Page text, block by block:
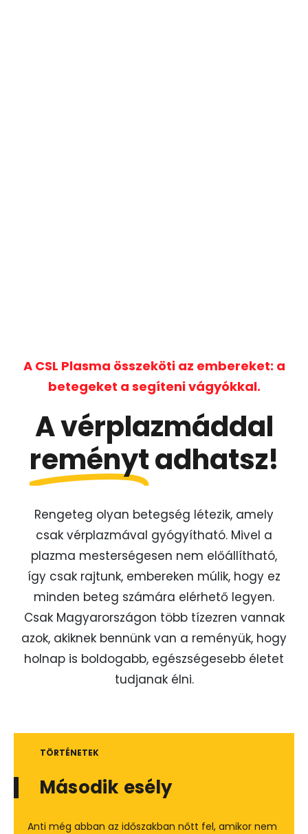
A CSL Plasma összeköti az embereket: a
betegeket a segíteni vágyókkal.
A vérplazmáddal
reménytadhatsz!
Rengeteg olyan betegség létezik, amely
csak vérplazmával gyógyítható. Mivel a
plazma mesterségesen nem előállítható,
így csak rajtunk, embereken múlik, hogy ez
minden beteg számára elérhető legyen.
Csak Magyarországon több tízezren vannak
azok, akiknek bennünk van a reményük, hogy
holnap is boldogabb, egészségesebb életet
tudjanak élni.
TÖRTÉNETEK
Második esély
Anti még abban az időszakban nőtt fel, amikor nem